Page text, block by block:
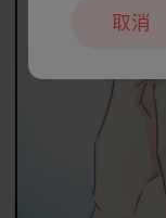
取消